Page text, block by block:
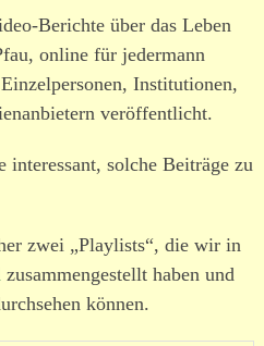
Berichte über das Leben
online für jedermann
Institutionen,
veröffentlicht.
solche Beiträge zu
zwei „Playlists“, die wir in
zusammengestellt haben und
können.